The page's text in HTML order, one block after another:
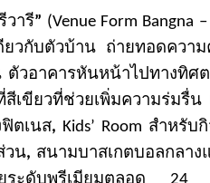
วารี” (Venue Form Bangna
ยวกับตัวบ้าน ถ่ายทอดความ
ตัวอาคารหันหน้าไปทางทิศ
เขียวที่ช่วยเพิ่มความร่มรื่น
ตเนส, Kids’ Room สำหรับ
วน, สนามบาสเกตบอลกลาง